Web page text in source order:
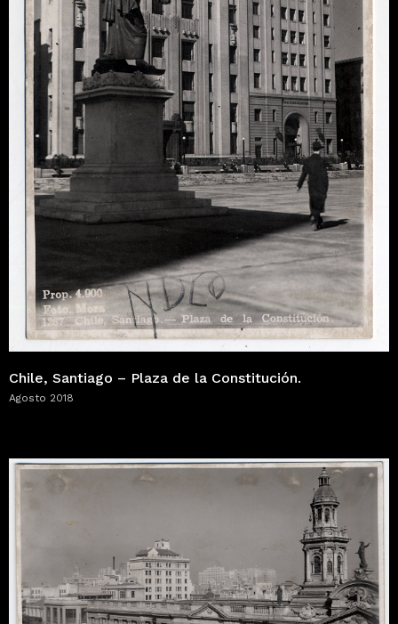
Chile, Santiago – Plaza de la Constitución.
Agosto 2018